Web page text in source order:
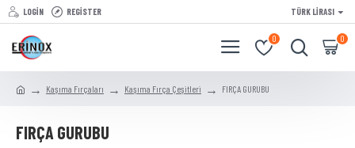
LOGIN REGISTER TÜRK LIRASI
0 0
Kaşıma Fırçaları Kaşıma Fırça Çeşitleri FIRÇA GURUBU
FIRÇA GURUBU